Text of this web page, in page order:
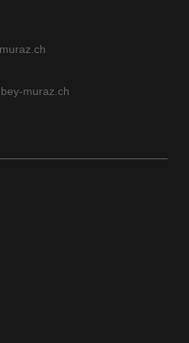
muraz.ch